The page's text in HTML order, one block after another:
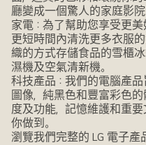
廳變成一個驚人的家庭影院
家電：為了幫助您享受更
更短時間內清洗更多衣服
織的方式存儲食品的雪櫃
濕機及空氣清新機。
科技產品：我們的電腦產
圖像，純黑色和豐富彩色
度及功能，記憶維護和重
你做到。
瀏覽我們完整的 LG 電子產